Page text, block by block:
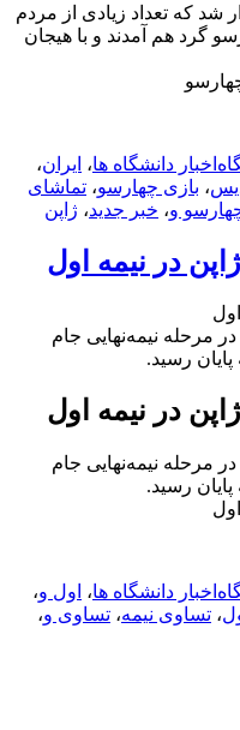
شد که تعداد زیادی از مردم
گرد هم آمدند و با هیجان
اخبار دانشگاه ها، ایران،
، بازی چهارسو، تماشای
و، خبر جدید، ژاپن
در نیمه اول
مرحله نیمه‌نهایی جام
رسید.
در نیمه اول
مرحله نیمه‌نهایی جام
رسید.
اخبار دانشگاه ها، اول و،
، تساوی نیمه، تساوی و،